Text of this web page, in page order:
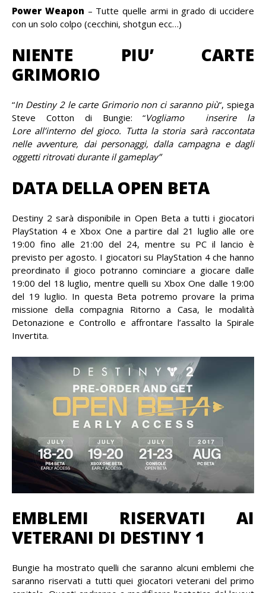
Power Weapon – Tutte quelle armi in grado di uccidere
con un solo colpo (cecchini, shotgun ecc…)
NIENTE PIU’ CARTE
GRIMORIO
“In Destiny 2 le carte Grimorio non ci saranno più“, spiega
Steve Cotton di Bungie: “Vogliamo inserire la
Lore all’interno del gioco. Tutta la storia sarà raccontata
nelle avventure, dai personaggi, dalla campagna e dagli
oggetti ritrovati durante il gameplay”
DATA DELLA OPEN BETA
Destiny 2 sarà disponibile in Open Beta a tutti i giocatori
PlayStation 4 e Xbox One a partire dal 21 luglio alle ore
19:00 fino alle 21:00 del 24, mentre su PC il lancio è
previsto per agosto. I giocatori su PlayStation 4 che hanno
preordinato il gioco potranno cominciare a giocare dalle
19:00 del 18 luglio, mentre quelli su Xbox One dalle 19:00
del 19 luglio. In questa Beta potremo provare la prima
missione della compagnia Ritorno a Casa, le modalità
Detonazione e Controllo e affrontare l’assalto la Spirale
Invertita.
EMBLEMI RISERVATI AI
VETERANI DI DESTINY 1
Bungie ha mostrato quelli che saranno alcuni emblemi che
saranno riservati a tutti quei giocatori veterani del primo